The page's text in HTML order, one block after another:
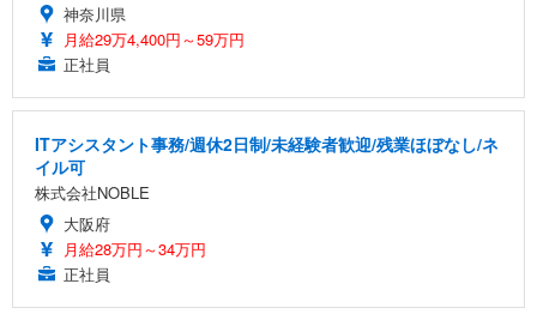
神奈川県
月給29万4,400円～59万円
正社員
ITアシスタント事務/週休2日制/未経験者歓迎/残業ほぼなし/ネ
イル可
株式会社NOBLE
大阪府
月給28万円～34万円
正社員